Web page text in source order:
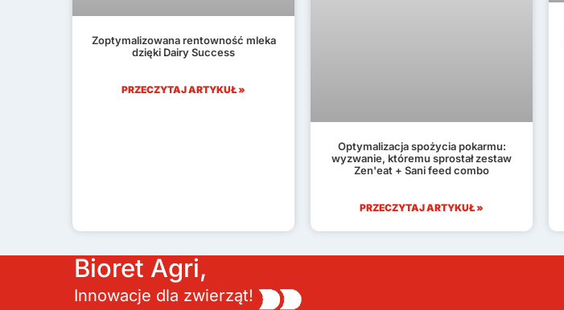
Zoptymalizowana rentowność mleka
dzięki Dairy Success
PRZECZYTAJ ARTYKUŁ »
Optymalizacja spożycia pokarmu:
wyzwanie, któremu sprostał zestaw
Zen'eat + Sani feed combo
PRZECZYTAJ ARTYKUŁ »
Bioret Agri,
Innowacje dla zwierząt!